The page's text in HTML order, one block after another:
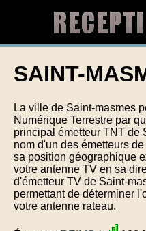
SAINT-
La ville de Saint-masmes
Numérique Terrestre par
principal émetteur TNT de
nom d'un des émetteurs
sa position géographique
votre antenne TV en sa
d'émetteur TV de Saint-
permettant de déterminer
votre antenne rateau.